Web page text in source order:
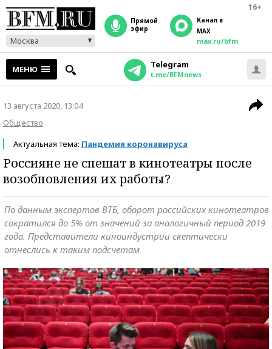
16+
Москва
прямой
эфир
Канал в
MAX
max.ru/bfm
МЕНЮ Telegram
t.me/BFMnews
13 августа 2020, 13:04
Общество
Актуальная тема: Пандемия коронавируса
Россияне не спешат в кинотеатры после
возобновления их работы?
По данным экспертов ВТБ, оборот российских кинотеатров
сократился до 5% от значений за аналогичный период 2019
года. Представители киноиндустрии скептически
отнеслись к таким подсчетам